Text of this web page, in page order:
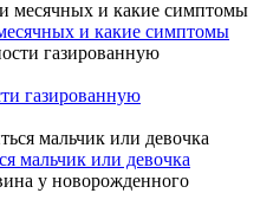
и какие симптомы
газированную
мальчик или девочка